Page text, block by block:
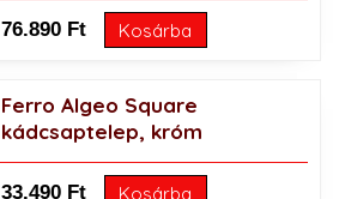
76.890 Ft Kosárba
Ferro Algeo Square
kádcsaptelep, króm
33.490 Ft Kosárba